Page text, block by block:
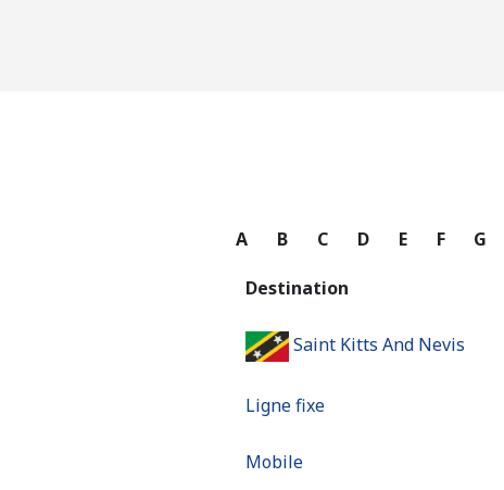
A B C D E F G
Destination
Saint Kitts And Nevis
Ligne fixe
Mobile